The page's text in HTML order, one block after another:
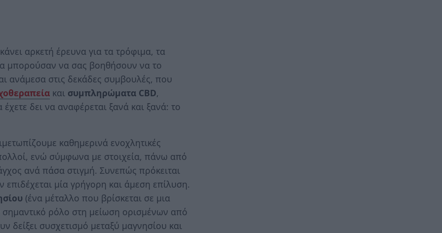
αρκετή έρευνα για τα τρόφιμα, τα
μπορούσαν να σας βοηθήσουν να το
ανάμεσα στις δεκάδες συμβουλές, που
και συμπληρώματα CBD,
δει να αναφέρεται ξανά και ξανά: το
καθημερινά ενοχλητικές
ενώ σύμφωνα με στοιχεία, πάνω από
ανά πάσα στιγμή. Συνεπώς πρόκειται
μία γρήγορη και άμεση επίλυση.
(ένα μέταλλο που βρίσκεται σε μια
ρόλο στη μείωση ορισμένων από
δείξει συσχετισμό μεταξύ μαγνησίου και